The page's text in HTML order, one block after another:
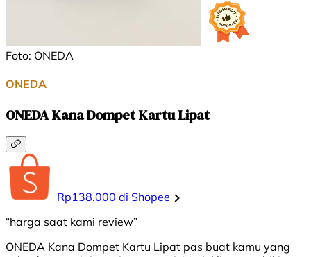
Foto: ONEDA
ONEDA
ONEDA Kana Dompet Kartu Lipat
Rp138.000 di Shopee
“harga saat kami review”
ONEDA Kana Dompet Kartu Lipat pas buat kamu yang